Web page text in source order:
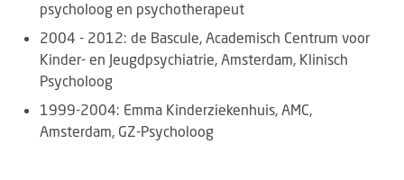
psycholoog en psychotherapeut
2004 - 2012: de Bascule, Academisch Centrum voor
Kinder- en Jeugdpsychiatrie, Amsterdam, Klinisch
Psycholoog
1999-2004: Emma Kinderziekenhuis, AMC,
Amsterdam, GZ-Psycholoog